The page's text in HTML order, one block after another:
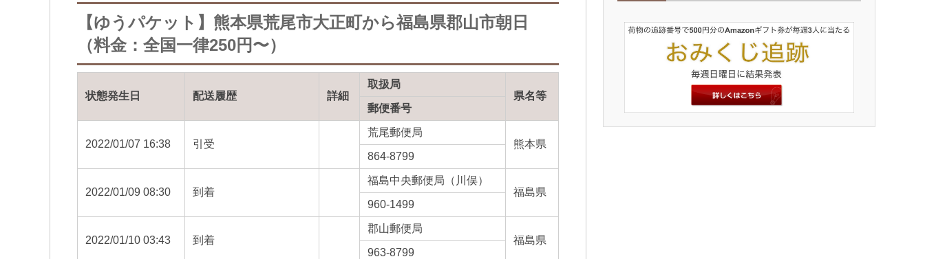
【ゆうパケット】熊本県荒尾市大正町から福島県郡山市朝日
（料金：全国一律250円〜）
状態発生日 配送履歴 詳細
取扱局
県名等
郵便番号
2022/01/07 16:38 引受
荒尾郵便局
熊本県
864-8799
2022/01/09 08:30 到着
福島中央郵便局（川俣）
福島県
960-1499
2022/01/10 03:43 到着
郡山郵便局
福島県
963-8799